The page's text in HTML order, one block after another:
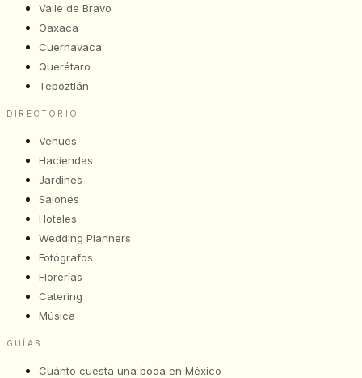
Valle de Bravo
Oaxaca
Cuernavaca
Querétaro
Tepoztlán
DIRECTORIO
Venues
Haciendas
Jardines
Salones
Hoteles
Wedding Planners
Fotógrafos
Florerías
Catering
Música
GUÍAS
Cuánto cuesta una boda en México